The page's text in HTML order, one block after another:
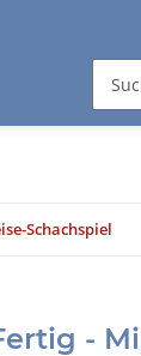
Schachspiel
-